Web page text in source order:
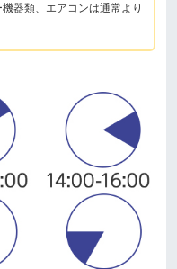
器類、エアコンは通常より